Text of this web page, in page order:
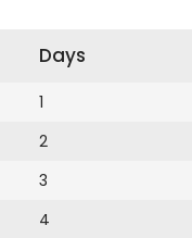
Days
1
2
3
4